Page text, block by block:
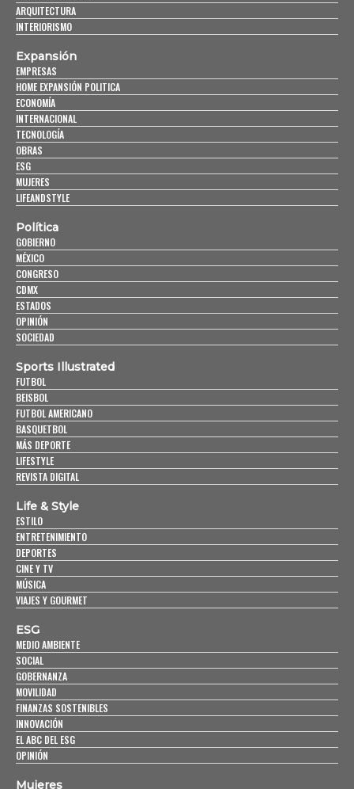
ARQUITECTURA
INTERIORISMO
Expansión
EMPRESAS
HOME EXPANSIÓN POLITICA
ECONOMÍA
INTERNACIONAL
TECNOLOGÍA
OBRAS
ESG
MUJERES
LIFEANDSTYLE
Política
GOBIERNO
MÉXICO
CONGRESO
CDMX
ESTADOS
OPINIÓN
SOCIEDAD
Sports Illustrated
FUTBOL
BEISBOL
FUTBOL AMERICANO
BASQUETBOL
MÁS DEPORTE
LIFESTYLE
REVISTA DIGITAL
Life & Style
ESTILO
ENTRETENIMIENTO
DEPORTES
CINE Y TV
MÚSICA
VIAJES Y GOURMET
ESG
MEDIO AMBIENTE
SOCIAL
GOBERNANZA
MOVILIDAD
FINANZAS SOSTENIBLES
INNOVACIÓN
EL ABC DEL ESG
OPINIÓN
Mujeres